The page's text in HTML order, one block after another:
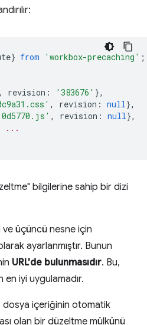
} from 'workbox-precaching' ;
, revision : '383676' },
, revision : null},
, revision : null},
...
bilgilerine sahip bir dizi
ve üçüncü nesne için
ayarlanmıştır. Bunun
URL'de bulunmasıdır. Bu,
iyi uygulamadır.
dosya içeriğinin otomatik
olan bir düzeltme mülkünü